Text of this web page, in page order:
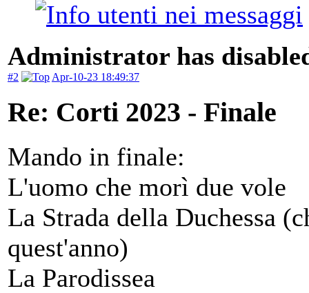
Administrator has
#2 Apr-10-23 18:49:37
Re: Corti 2023 - Finale
Mando in finale:
L'uomo che morì due vole
La Strada della Duchessa
quest'anno)
La Parodissea